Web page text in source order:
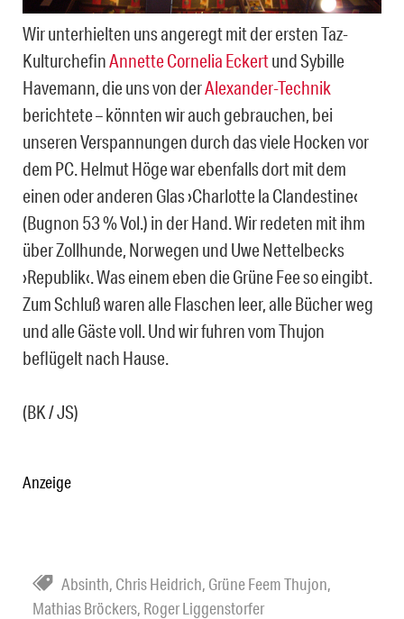
Wir unterhielten uns angeregt mit der ersten Taz-
KulturchefinAnnette Cornelia Eckertund Sybille
Havemann, die uns von derAlexander-Technik
berichtete – könnten wir auch gebrauchen, bei
unseren Verspannungen durch das viele Hocken vor
dem PC. Helmut Höge war ebenfalls dort mit dem
einen oder anderen Glas ›Charlotte la Clandestine‹
(Bugnon 53 % Vol.) in der Hand. Wir redeten mit ihm
über Zollhunde, Norwegen und Uwe Nettelbecks
›Republik‹. Was einem eben die Grüne Fee so eingibt.
Zum Schluß waren alle Flaschen leer, alle Bücher weg
und alle Gäste voll. Und wir fuhren vom Thujon
beflügelt nach Hause.
(BK / JS)
Anzeige
Absinth, Chris Heidrich, Grüne Feem Thujon,
Mathias Bröckers, Roger Liggenstorfer